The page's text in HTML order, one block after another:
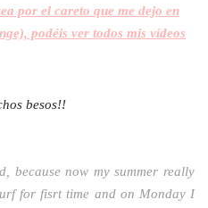
por el careto que me dejo en
podéis ver todos mis vídeos
besos!!
because now my summer really
for fisrt time and on Monday I